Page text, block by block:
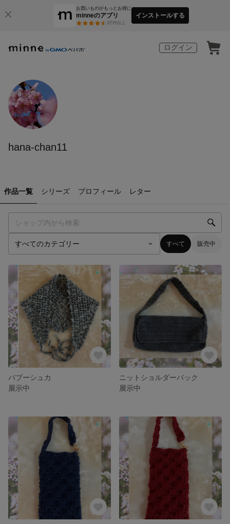
お買いものがもっとお得に
minneのアプリ
3万件以上
インストールする
ログイン
hana-chan11
作品一覧 シリーズ プロフィール レター
すべて 販売中
バブーシュカ
展示中
ニットショルダーバック
展示中